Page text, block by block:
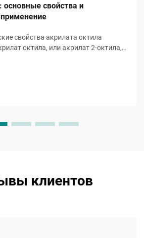
основные свойства и
свойства акрилата октила
октила, или акрилат 2-октила,
алкильную цепь,
клиентов